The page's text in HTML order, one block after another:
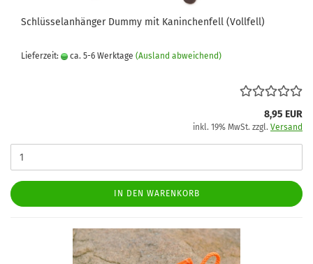
Schlüsselanhänger Dummy mit Kaninchenfell (Vollfell)
Lieferzeit: ca. 5-6 Werktage (Ausland abweichend)
8,95 EUR
inkl. 19% MwSt. zzgl. Versand
IN DEN WARENKORB